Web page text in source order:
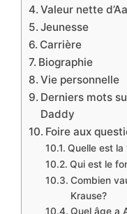
Valeur nette
Jeunesse
Carrière
Biographie
Vie personnelle
Derniers mots
Daddy
Foire aux
Quelle est
Qui est le
Combien
Krause?
Quel âge a